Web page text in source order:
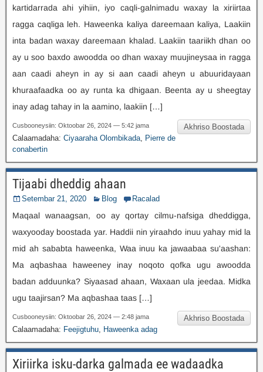
kartidarrada ahi yihiin, iyo caqli-galnimadu waxay la xiriirtaa
ragga caqliga leh. Haweenka kaliya dareemaan kaliya, Laakiin
inta badan waxay dareemaan khalad. Laakiin taariikh dhan oo
ay u soo baxdo awoodda oo dhan waxay muujineysaa in ragga
aan caadi aheyn in ay si aan caadi aheyn u abuuridayaan
khuraafaadka oo ay runta ka dhigaan. Beenta ay u sheegtay
inay adag tahay in la aamino, laakiin […]
Akhriso Boostada
Cusbooneysiin: Oktoobar 26, 2024 — 5:42 jama
Calaamadaha: Ciyaaraha Olombikada
Pierre de
conabertin
Tijaabi dheddig ahaan
Setembar 21, 2020 Blog Racalad
Maqaal wanaagsan, oo ay qortay cilmu-nafsiga dheddigga,
waxyooday boostada yar. Haddii nin yiraahdo inuu yahay mid la
mid ah sababta haweenka, Waa inuu ka jawaabaa su'aashan:
Ma aqbashaa haweeney inay noqoto qofka ugu awoodda
badan adduunka? Siyaasad ahaan, Waxaan ula jeedaa. Midka
ugu taajirsan? Ma aqbashaa taas […]
Akhriso Boostada
Cusbooneysiin: Oktoobar 26, 2024 — 2:48 jama
Calaamadaha: Feejigtuhu Haweenka adag
Xiriirka isku-darka galmada ee wadaadka